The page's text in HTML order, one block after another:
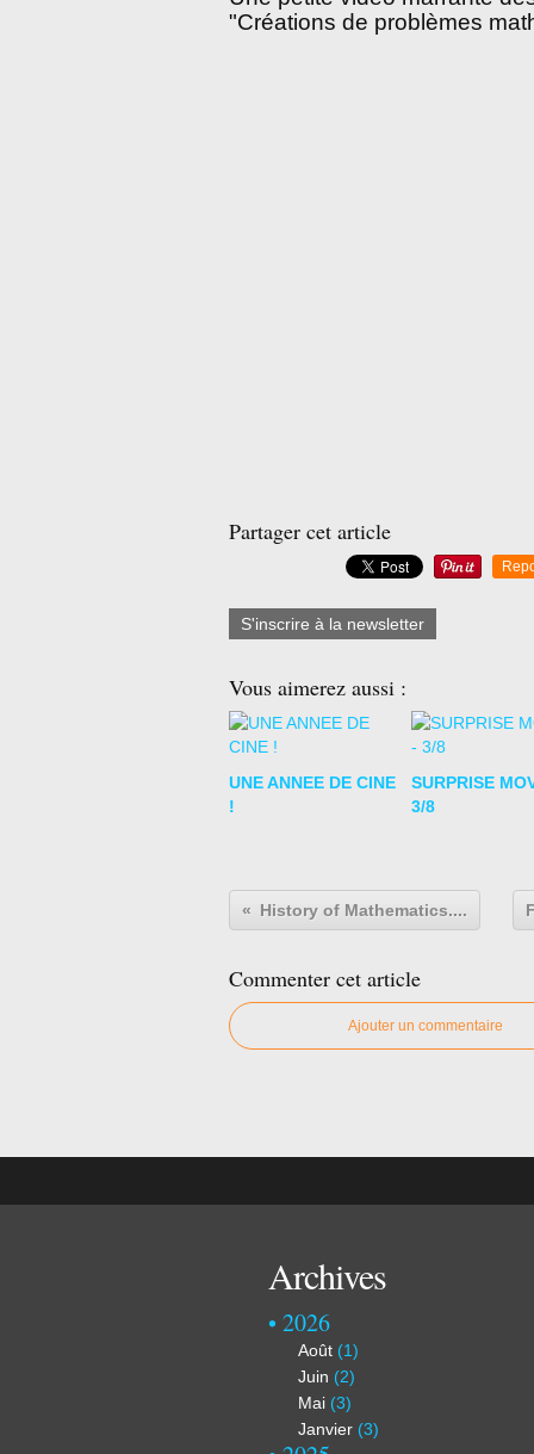
"Créations de problèmes
Partager cet article
S'inscrire à la newsletter
Vous aimerez aussi :
UNE ANNEE DE CINE
!
SURPRISE
3/8
History of Mathematics....
Commenter cet article
Ajouter un commentaire
Archives
2026
Août (1)
Juin (2)
Mai (3)
Janvier (3)